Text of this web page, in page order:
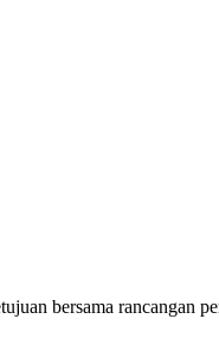
bersama rancangan